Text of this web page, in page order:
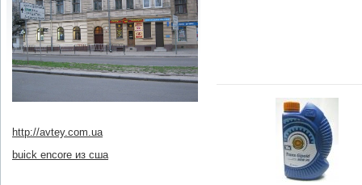
http://avtey.com.ua
buick encore из сша